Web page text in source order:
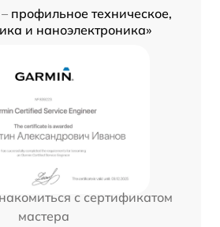
профильное техническое,
и наноэлектроника»
с сертификатом
мастера